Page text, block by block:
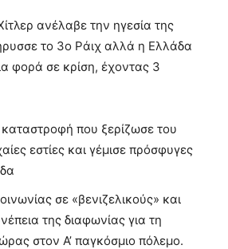
ανέλαβε την ηγεσία της
το 3ο Ράιχ αλλά η Ελλάδα
φορά σε κρίση, έχοντας 3
που ξερίζωσε του
εστίες και γέμισε πρόσφυγες
σε «βενιζελικούς» και
της διαφωνίας για τη
στον Α’ παγκόσμιο πόλεμο.